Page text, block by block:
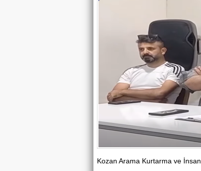
Kozan Arama Kurtarma ve